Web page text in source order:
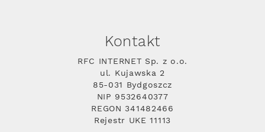
Kontakt
RFC INTERNET Sp. z o.o.
ul. Kujawska 2
85-031 Bydgoszcz
NIP 9532640377
REGON 341482466
Rejestr UKE 11113